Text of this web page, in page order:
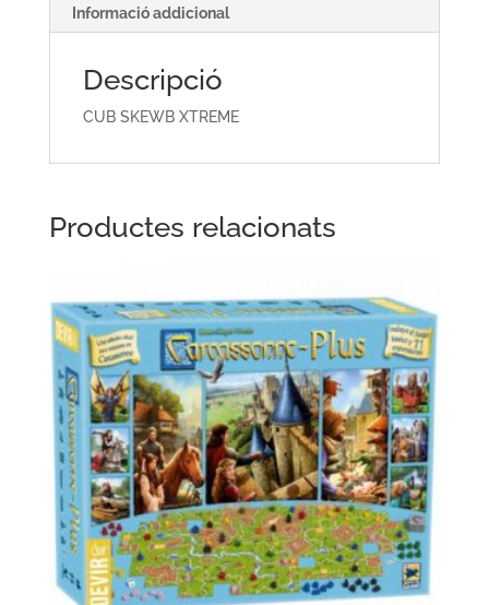
Informació addicional
Descripció
CUB SKEWB XTREME
Productes relacionats